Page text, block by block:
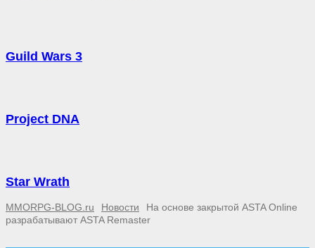
Guild Wars 3
Project DNA
Star Wrath
MMORPG-BLOG.ru Новости
На основе закрытой ASTA Online
разрабатывают ASTA Remaster